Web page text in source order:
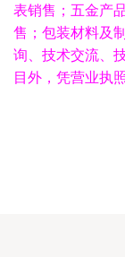
表销售；五金产
售；包装材料及
询、技术交流、
目外，凭营业执